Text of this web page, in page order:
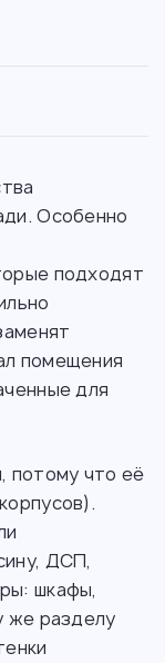
Особенно
подходят
помещения
для
потому что её
ДСП,
шкафы,
же разделу